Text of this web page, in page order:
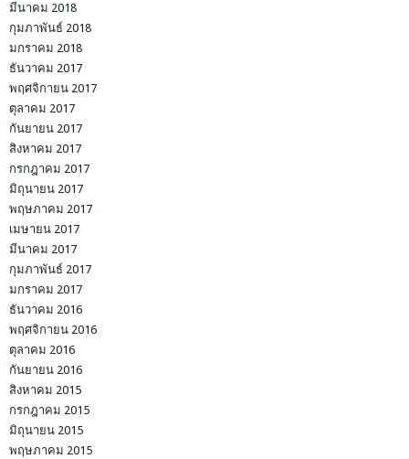
มีนาคม 2018
กุมภาพันธ์ 2018
มกราคม 2018
ธันวาคม 2017
พฤศจิกายน 2017
ตุลาคม 2017
กันยายน 2017
สิงหาคม 2017
กรกฎาคม 2017
มิถุนายน 2017
พฤษภาคม 2017
เมษายน 2017
มีนาคม 2017
กุมภาพันธ์ 2017
มกราคม 2017
ธันวาคม 2016
พฤศจิกายน 2016
ตุลาคม 2016
กันยายน 2016
สิงหาคม 2015
กรกฎาคม 2015
มิถุนายน 2015
พฤษภาคม 2015